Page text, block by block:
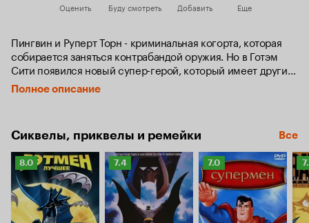
Оценить Буду смотреть Добавить Еще
Пингвин и Руперт Торн - криминальная когорта, которая
собирается заняться контрабандой оружия. Но в Готэм
Сити появился новый супер-герой, который имеет другие
планы насчет этих предпринимателей - Женщина-летучая
мышь! С суперсовременными приспособлениями и
Полное описание
Сиквелы, приквелы и ремейки Все
Рейтинг
Кинопоиска
8.0
8.0
Рейтинг
Кинопоиска
7.4
7.4
Рейтинг
Кинопоиска
7.0
7.0